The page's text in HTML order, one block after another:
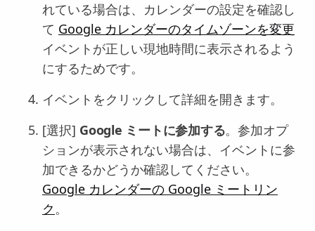
れている場合は、カレンダーの設定を確認し
て Google カレンダーのタイムゾーンを変更
イベントが正しい現地時間に表示されるよう
にするためです。
イベントをクリックして詳細を開きます。
[選択] Google ミートに参加する。参加オプ
ションが表示されない場合は、イベントに参
加できるかどうか確認してください。
Google カレンダーの Google ミートリン
ク。